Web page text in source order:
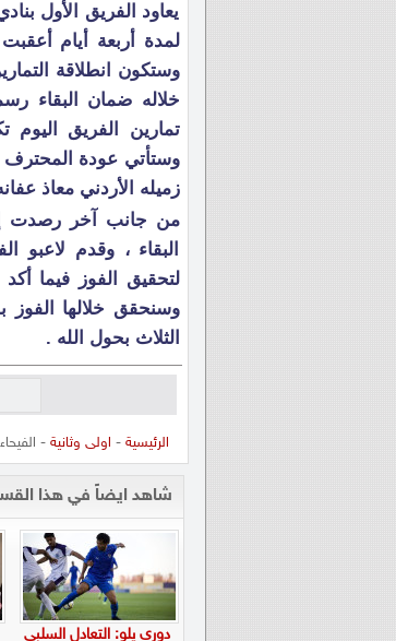
يعاود الفريق الأول
وستكون انطلاقة
خلاله ضمان البقاء
تمارين الفريق
وستأتي عودة المحترف
زميله الأردني معاذ
من جانب آخر رصدت
البقاء ، وقدم لاعبو
لتحقيق الفوز فيما
وسنحقق خلالها الفوز
الثلاث بحول الله .
الرئيسية - اولى وثانية -
شاهد ايضاً في هذا
دوري يلو: التعادل السلبي